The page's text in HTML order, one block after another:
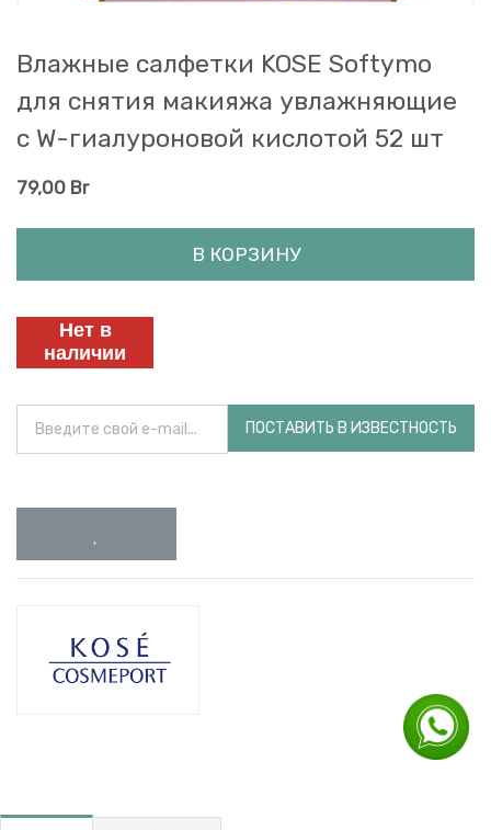
Влажные салфетки KOSE Softymo
для снятия макияжа увлажняющие
с W-гиалуроновой кислотой 52 шт
79,00 Br
В КОРЗИНУ
Нет в
наличии
ПОСТАВИТЬ В ИЗВЕСТНОСТЬ